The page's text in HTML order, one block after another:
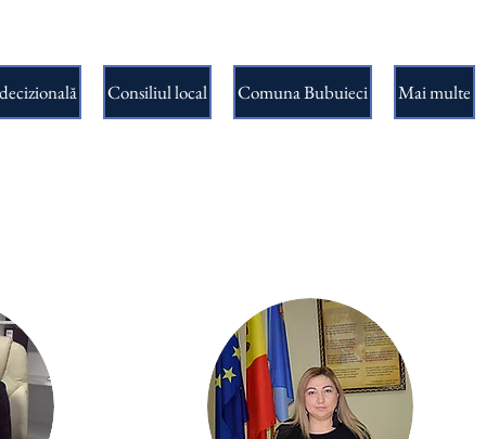
Consiliul local Comuna Bubuieci Mai multe